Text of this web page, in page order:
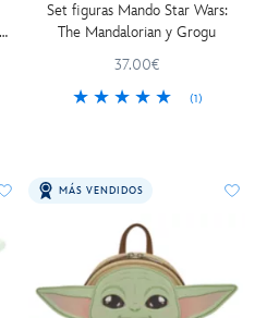
Set figuras Mando Star Wars:
The Mandalorian y Grogu
37.00€
(1)
MÁS VENDIDOS